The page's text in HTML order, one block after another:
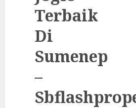
Terbaik
Di
Sumenep
–